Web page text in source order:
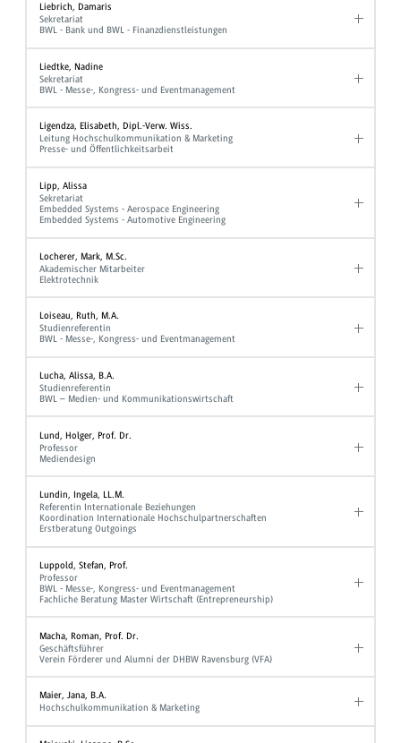
Liebrich, Damaris
Sekretariat
BWL - Bank und BWL - Finanzdienstleistungen
Liedtke, Nadine
Sekretariat
BWL - Messe-, Kongress- und Eventmanagement
Ligendza, Elisabeth, Dipl.-Verw. Wiss.
Leitung Hochschulkommunikation & Marketing
Presse- und Öffentlichkeitsarbeit
Lipp, Alissa
Sekretariat
Embedded Systems - Aerospace Engineering
Embedded Systems - Automotive Engineering
Locherer, Mark, M.Sc.
Akademischer Mitarbeiter
Elektrotechnik
Loiseau, Ruth, M.A.
Studienreferentin
BWL - Messe-, Kongress- und Eventmanagement
Lucha, Alissa, B.A.
Studienreferentin
BWL – Medien- und Kommunikationswirtschaft
Lund, Holger, Prof. Dr.
Professor
Mediendesign
Lundin, Ingela, LL.M.
Referentin Internationale Beziehungen
Koordination Internationale Hochschulpartnerschaften
Erstberatung Outgoings
Luppold, Stefan, Prof.
Professor
BWL - Messe-, Kongress- und Eventmanagement
Fachliche Beratung Master Wirtschaft (Entrepreneurship)
Macha, Roman, Prof. Dr.
Geschäftsführer
Verein Förderer und Alumni der DHBW Ravensburg (VFA)
Maier, Jana, B.A.
Hochschulkommunikation & Marketing